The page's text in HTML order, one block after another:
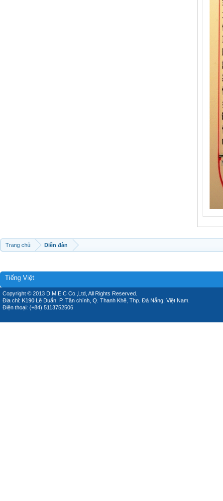
Trang chủ Diễn đàn
Tiếng Việt
Copyright © 2013 D.M.E.C Co.,Ltd, All Rights Reserved.
Địa chỉ: K190 Lê Duẩn, P. Tân chính, Q. Thanh Khê, Thp. Đà Nẵng, Việt Nam.
Điện thoại: (+84) 5113752506